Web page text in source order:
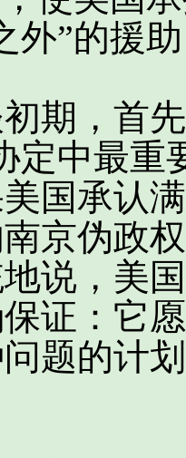
外”的援
，首先
定中最重
国承认
京伪政
说，美
证：它
题的计